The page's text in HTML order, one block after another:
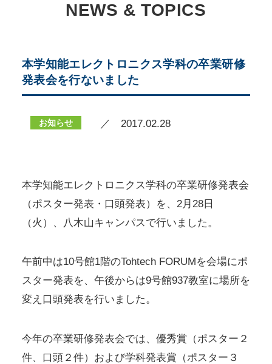
NEWS & TOPICS
本学知能エレクトロニクス学科の卒業研修
発表会を行ないました
お知らせ ／ 2017.02.28
本学知能エレクトロニクス学科の卒業研修発表会
（ポスター発表・口頭発表）を、2月28日
（火）、八木山キャンパスで行いました。
午前中は10号館1階のTohtech FORUMを会場にポ
スター発表を、午後からは9号館937教室に場所を
変え口頭発表を行いました。
今年の卒業研修発表会では、優秀賞（ポスター２
件、口頭２件）および学科発表賞（ポスター３